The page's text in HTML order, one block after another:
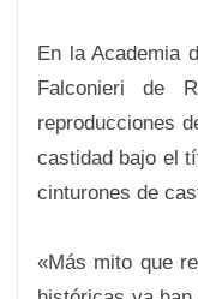
En la Academia
Falconieri de
reproducciones
castidad bajo el
cinturones de
«Más mito que